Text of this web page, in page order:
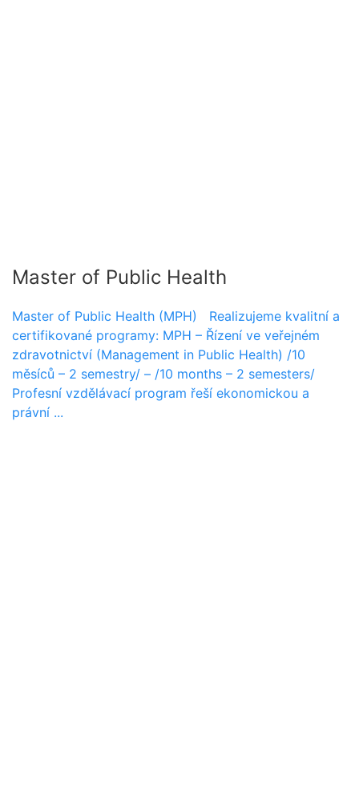
Master of Public Health
Master of Public Health (MPH) Realizujeme kvalitní a
certifikované programy: MPH – Řízení ve veřejném
zdravotnictví (Management in Public Health) /10
měsíců – 2 semestry/ – /10 months – 2 semesters/
Profesní vzdělávací program řeší ekonomickou a
právní ...